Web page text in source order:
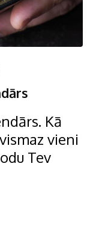
Kā
vieni
Tev